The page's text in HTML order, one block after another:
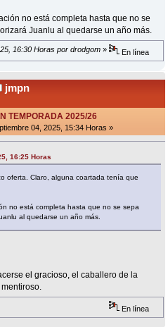
no está completa hasta que no se
Juanlu al quedarse un año más.
16:30 Horas por drodgom » En línea
jmpn
TEMPORADA 2025/26
04, 2025, 15:34 Horas »
16:25 Horas
oferta. Claro, alguna coartada tenía que
no está completa hasta que no se sepa
al quedarse un año más.
el gracioso, el caballero de la
En línea